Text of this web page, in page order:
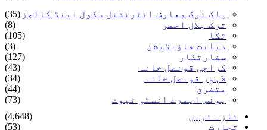
پاک ترک معارف انٹرنشنل سکول اینڈ کالجز (35)
ترک ہلال احمر
(8)
ٹکا
(105)
دیانت فاؤنڈیشن
(3)
سفارتکار
(127)
کراچی قونصل خانہ
(43)
لاہور قونصل خانہ
(34)
متفرق
(44)
یونس ایمرے انسٹی ٹیوٹ
(73)
تازہ ترین
(4,648)
تجارت
(53)